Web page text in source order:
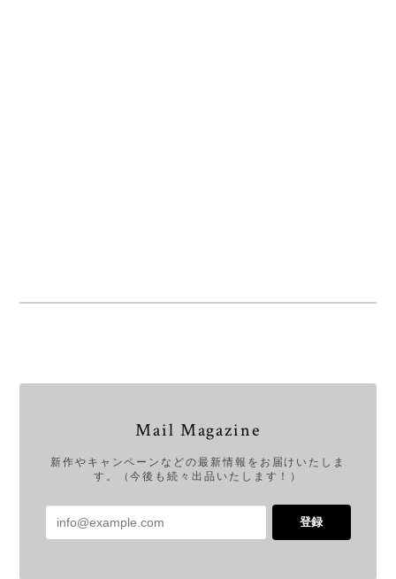
Mail Magazine
新作やキャンペーンなどの最新情報をお届けいたしま
す。（今後も続々出品いたします！）
登録